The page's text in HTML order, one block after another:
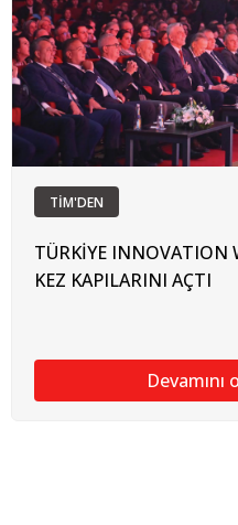
TİM'DEN
TÜRKİYE INNOVATION
KEZ KAPILARINI AÇTI
Devamını